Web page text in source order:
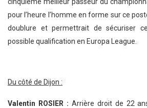
pour l’heure l’homme en forme sur ce
doublure et permettrait de sécuriser
possible qualification en Europa League.
Du côté de Dijon :
Valentin ROSIER : Arrière droit de 22